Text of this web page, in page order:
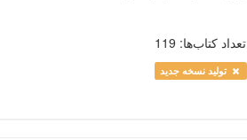
تعداد کتاب‌ها: 119
تولید نسخه جدید